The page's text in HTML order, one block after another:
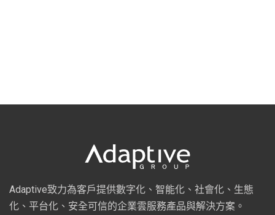
Adaptive致力為客戶提供數字化、智能化、社會化、生態
化、平台化、安全可信的企業雲服務產品與解決方案。